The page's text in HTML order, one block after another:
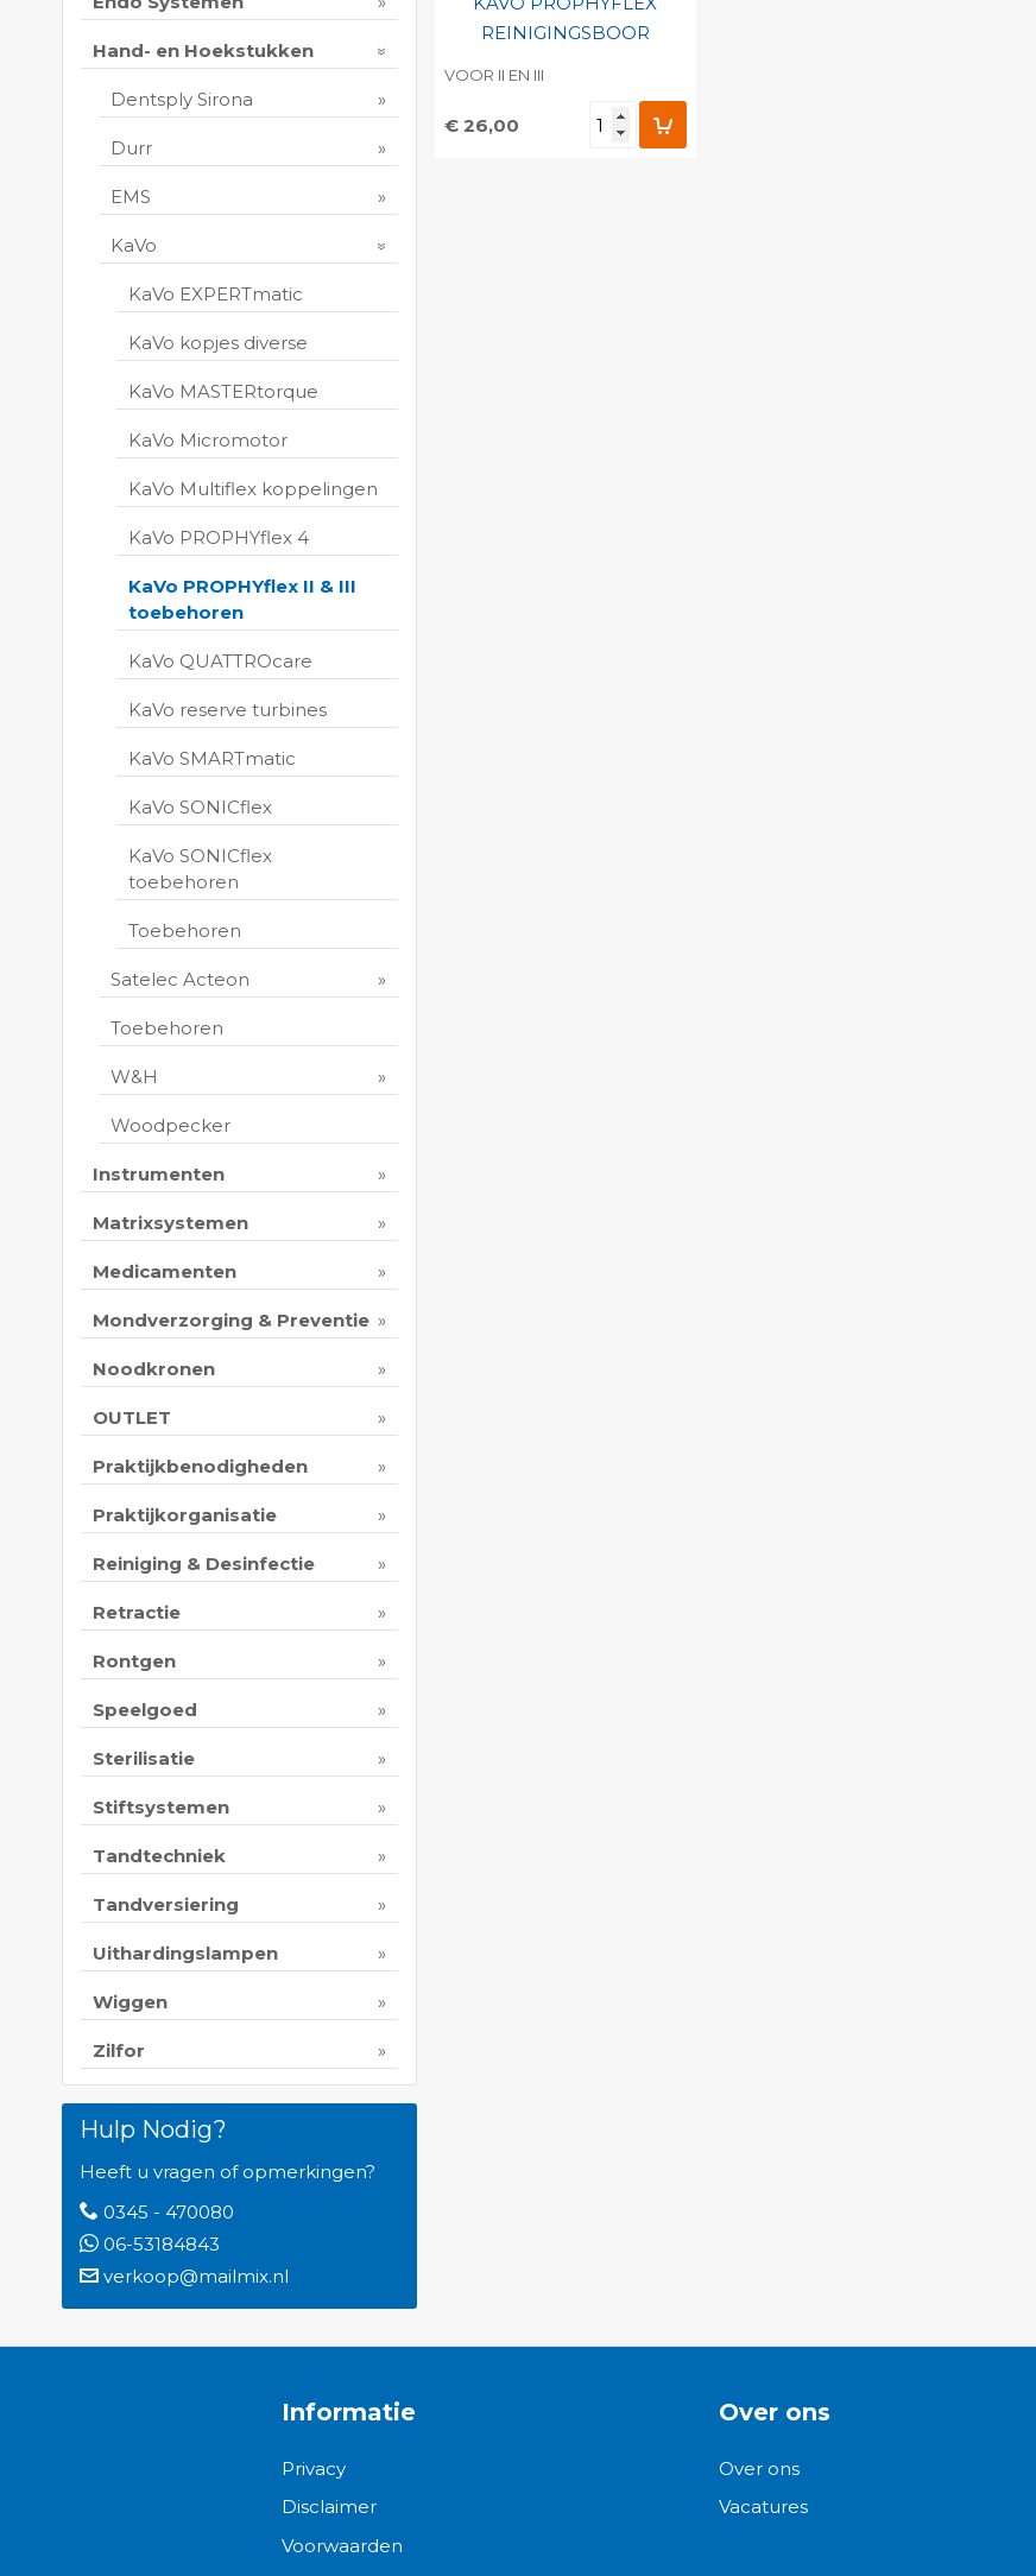
REINIGINGSBOOR
VOOR II EN III
€ 26,00
Hand- en Hoekstukken
Dentsply Sirona
Durr
EMS
KaVo
KaVo EXPERTmatic
KaVo kopjes diverse
KaVo MASTERtorque
KaVo Micromotor
KaVo Multiflex koppelingen
KaVo PROPHYflex 4
KaVo PROPHYflex II & III
toebehoren
KaVo QUATTROcare
KaVo reserve turbines
KaVo SMARTmatic
KaVo SONICflex
KaVo SONICflex
toebehoren
Toebehoren
Satelec Acteon
Toebehoren
W&H
Woodpecker
Instrumenten
Matrixsystemen
Medicamenten
Mondverzorging & Preventie
Noodkronen
OUTLET
Praktijkbenodigheden
Praktijkorganisatie
Reiniging & Desinfectie
Retractie
Rontgen
Speelgoed
Sterilisatie
Stiftsystemen
Tandtechniek
Tandversiering
Uithardingslampen
Wiggen
Zilfor
Hulp Nodig?
Heeft u vragen of opmerkingen?
0345 - 470080
06-53184843
verkoop@mailmix.nl
Informatie
Privacy
Disclaimer
Voorwaarden
Over ons
Over ons
Vacatures